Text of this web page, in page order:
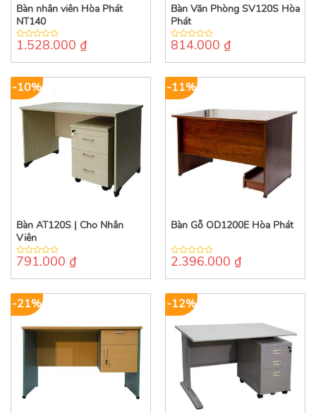
Bàn nhân viên Hòa Phát
NT140
0
of
1.528.000 ₫
Bàn Văn Phòng SV120S Hòa
Phát
0
of
814.000 ₫
-10%
Bàn AT120S | Cho Nhân
Viên
0
of
791.000 ₫
-11%
Bàn Gỗ OD1200E Hòa Phát
0
of
2.396.000 ₫
-21% -12%